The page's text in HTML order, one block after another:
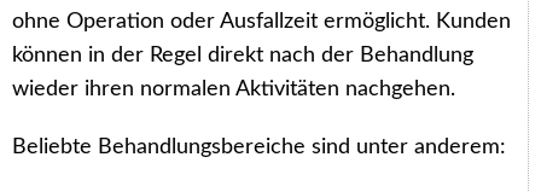
ohne Operation oder Ausfallzeit ermöglicht. Kunden
können in der Regel direkt nach der Behandlung
wieder ihren normalen Aktivitäten nachgehen.
Beliebte Behandlungsbereiche sind unter anderem: